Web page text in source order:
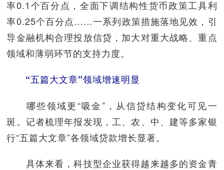
率0.1个百分点，全面下调结构性货币政策工具利
率0.25个百分点……一系列政策措施落地见效，引
导金融机构合理投放信贷，加大对重大战略、重点
领域和薄弱环节的支持力度。
“五篇大文章”领域增速明显
哪些领域更“吸金”，从信贷结构变化可见一
斑。记者梳理年报发现，工、农、中、建等多家银
行“五篇大文章”各领域贷款增长显著。
具体来看，科技型企业获得越来越多的资金青